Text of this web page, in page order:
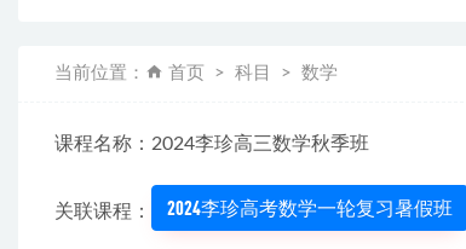
当前位置： 首页 科目 数学
课程名称：2024李珍高三数学秋季班
关联课程： 2024李珍高考数学一轮复习暑假班